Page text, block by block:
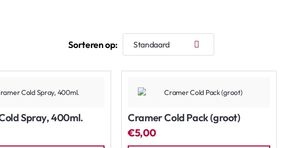
Sorteren op:
Spray, 400ml.
Cramer Cold Pack (groot)
€5,00